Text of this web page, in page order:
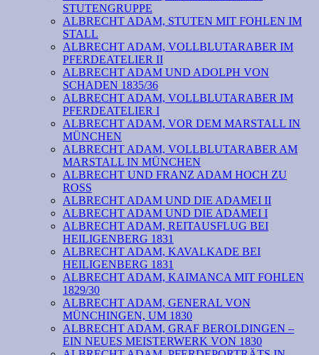
STUTENGRUPPE
ALBRECHT ADAM, STUTEN MIT FOHLEN IM
STALL
ALBRECHT ADAM, VOLLBLUTARABER IM
PFERDEATELIER II
ALBRECHT ADAM UND ADOLPH VON
SCHADEN 1835/36
ALBRECHT ADAM, VOLLBLUTARABER IM
PFERDEATELIER I
ALBRECHT ADAM, VOR DEM MARSTALL IN
MÜNCHEN
ALBRECHT ADAM, VOLLBLUTARABER AM
MARSTALL IN MÜNCHEN
ALBRECHT UND FRANZ ADAM HOCH ZU
ROSS
ALBRECHT ADAM UND DIE ADAMEI II
ALBRECHT ADAM UND DIE ADAMEI I
ALBRECHT ADAM, REITAUSFLUG BEI
HEILIGENBERG 1831
ALBRECHT ADAM, KAVALKADE BEI
HEILIGENBERG 1831
ALBRECHT ADAM, KAIMANCA MIT FOHLEN
1829/30
ALBRECHT ADAM, GENERAL VON
MÜNCHINGEN, UM 1830
ALBRECHT ADAM, GRAF BEROLDINGEN –
EIN NEUES MEISTERWERK VON 1830